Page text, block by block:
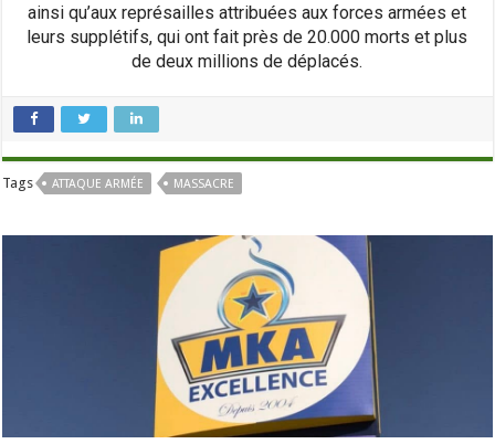
ainsi qu’aux représailles attribuées aux forces armées et
leurs supplétifs, qui ont fait près de 20.000 morts et plus
de deux millions de déplacés.
Tags ATTAQUE ARMÉE MASSACRE